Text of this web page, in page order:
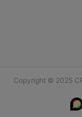
Copyright © 2025